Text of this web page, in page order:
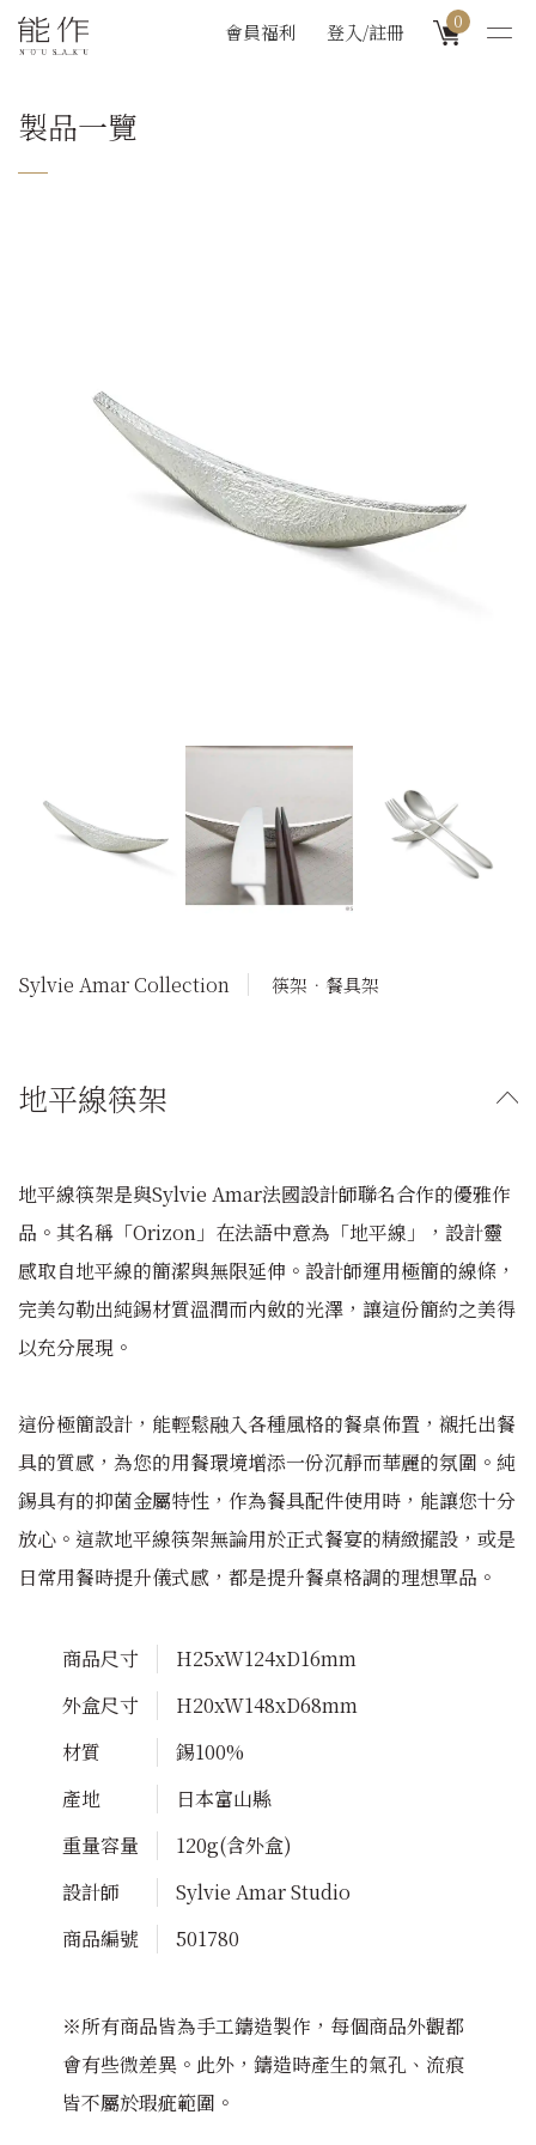
會員福利 登入/註冊 0
製品一覽
Sylvie Amar Collection 筷架．餐具架
地平線筷架
地平線筷架是與Sylvie Amar法國設計師聯名合作的優雅作
品。其名稱「Orizon」在法語中意為「地平線」，設計靈
感取自地平線的簡潔與無限延伸。設計師運用極簡的線條，
完美勾勒出純錫材質溫潤而內斂的光澤，讓這份簡約之美得
以充分展現。
這份極簡設計，能輕鬆融入各種風格的餐桌佈置，襯托出餐
具的質感，為您的用餐環境增添一份沉靜而華麗的氛圍。純
錫具有的抑菌金屬特性，作為餐具配件使用時，能讓您十分
放心。這款地平線筷架無論用於正式餐宴的精緻擺設，或是
日常用餐時提升儀式感，都是提升餐桌格調的理想單品。
商品尺寸
H25xW124xD16mm
外盒尺寸
H20xW148xD68mm
材質
錫100%
產地
日本富山縣
重量容量
120g(含外盒)
設計師
Sylvie Amar Studio
商品編號
501780
※所有商品皆為手工鑄造製作，每個商品外觀都
會有些微差異。此外，鑄造時產生的氣孔、流痕
皆不屬於瑕疵範圍。